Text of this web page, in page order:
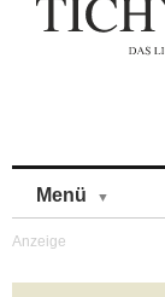
Menü